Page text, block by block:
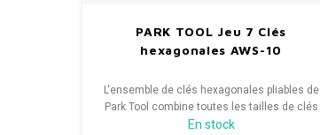
PARK TOOL Jeu 7 Clés
hexagonales AWS-10
L'ensemble de clés hexagonales pliables de
Park Tool combine toutes les tailles de clés
hexagonales populaires en un seul outil de
En stock